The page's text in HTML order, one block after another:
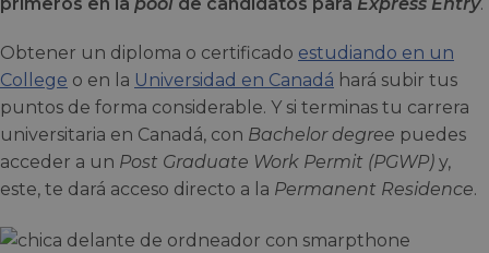
primeros en la pool de candidatos para Express Entry.
Obtener un diploma o certificado estudiando en un
College o en la Universidad en Canadá hará subir tus
puntos de forma considerable. Y si terminas tu carrera
universitaria en Canadá, con Bachelor degree puedes
acceder a un Post Graduate Work Permit (PGWP) y,
este, te dará acceso directo a la Permanent Residence.